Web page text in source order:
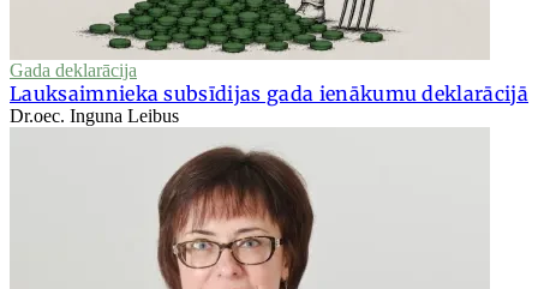
Gada deklarācija
Lauksaimnieka subsīdijas gada ienākumu deklarācijā
Dr.oec. Inguna Leibus